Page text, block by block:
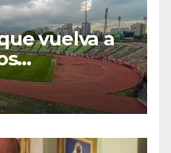
vuelva a
y del
70 años